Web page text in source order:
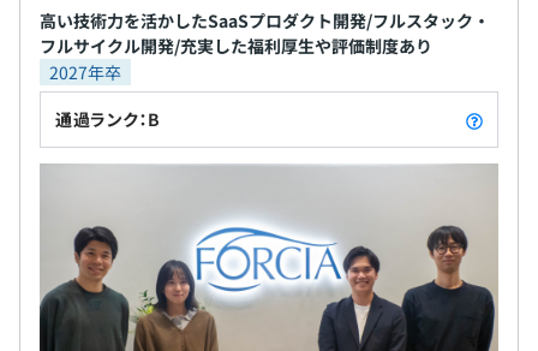
高い技術力を活かしたSaaSプロダクト開発/フルスタック・
フルサイクル開発/充実した福利厚生や評価制度あり
2027年卒
通過ランク：B